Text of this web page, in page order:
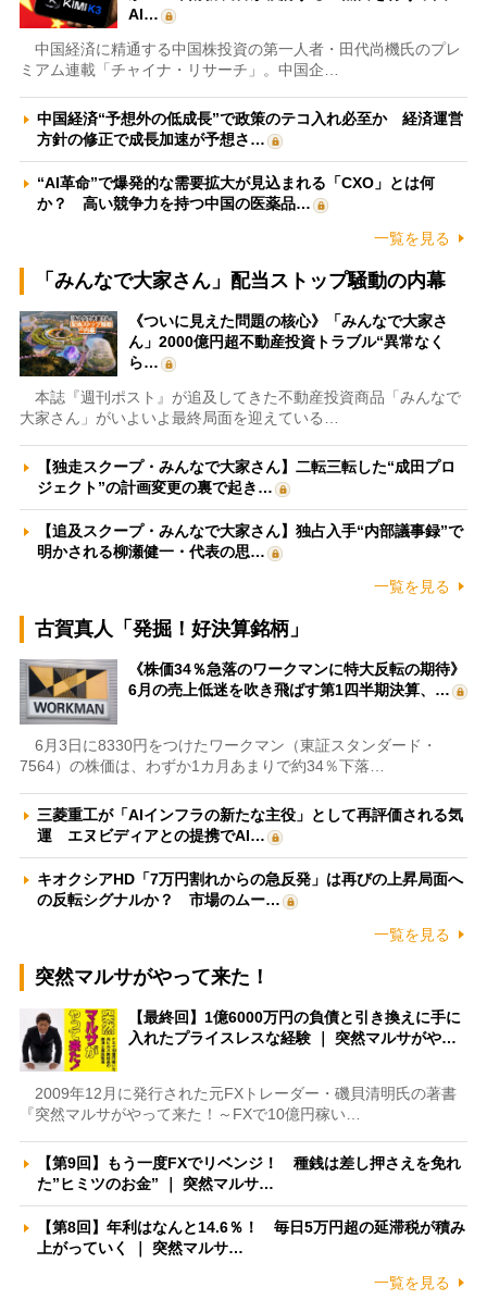
AI…
中国経済に精通する中国株投資の第一人者・田代尚機氏のプレ
ミアム連載「チャイナ・リサーチ」。中国企…
中国経済“予想外の低成長”で政策のテコ入れ必至か 経済運営
方針の修正で成長加速が予想さ…
“AI革命”で爆発的な需要拡大が見込まれる「CXO」とは何
か？ 高い競争力を持つ中国の医薬品…
一覧を見る
「みんなで大家さん」配当ストップ騒動の内幕
《ついに見えた問題の核心》「みんなで大家さ
ん」2000億円超不動産投資トラブル“異常なく
ら…
本誌『週刊ポスト』が追及してきた不動産投資商品「みんなで
大家さん」がいよいよ最終局面を迎えている…
【独走スクープ・みんなで大家さん】二転三転した“成田プロ
ジェクト”の計画変更の裏で起き…
【追及スクープ・みんなで大家さん】独占入手“内部議事録”で
明かされる柳瀬健一・代表の思…
一覧を見る
古賀真人「発掘！好決算銘柄」
《株価34％急落のワークマンに特大反転の期待》
6月の売上低迷を吹き飛ばす第1四半期決算、…
6月3日に8330円をつけたワークマン（東証スタンダード・
7564）の株価は、わずか1カ月あまりで約34％下落…
三菱重工が「AIインフラの新たな主役」として再評価される気
運 エヌビディアとの提携でAI…
キオクシアHD「7万円割れからの急反発」は再びの上昇局面へ
の反転シグナルか？ 市場のムー…
一覧を見る
突然マルサがやって来た！
【最終回】1億6000万円の負債と引き換えに手に
入れたプライスレスな経験 ｜ 突然マルサがや…
2009年12月に発行された元FXトレーダー・磯貝清明氏の著書
『突然マルサがやって来た！～FXで10億円稼い…
【第9回】もう一度FXでリベンジ！ 種銭は差し押さえを免れ
た”ヒミツのお金” ｜ 突然マルサ…
【第8回】年利はなんと14.6％！ 毎日5万円超の延滞税が積み
上がっていく ｜ 突然マルサ…
一覧を見る